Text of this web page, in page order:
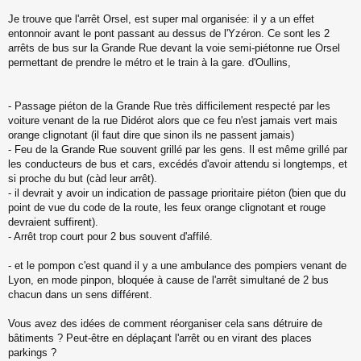
s
g
e
n
l
Je trouve que l'arrêt Orsel, est super mal organisée: il y a un effet
entonnoir avant le pont passant au dessus de l'Yzéron. Ce sont les 2
arrêts de bus sur la Grande Rue devant la voie semi-piétonne rue Orsel
permettant de prendre le métro et le train à la gare. d'Oullins,
- Passage piéton de la Grande Rue très difficilement respecté par les
voiture venant de la rue Didérot alors que ce feu n'est jamais vert mais
orange clignotant (il faut dire que sinon ils ne passent jamais)
- Feu de la Grande Rue souvent grillé par les gens. Il est même grillé par
les conducteurs de bus et cars, excédés d'avoir attendu si longtemps, et
si proche du but (càd leur arrêt).
- il devrait y avoir un indication de passage prioritaire piéton (bien que du
point de vue du code de la route, les feux orange clignotant et rouge
devraient suffirent).
- Arrêt trop court pour 2 bus souvent d'affilé.
- et le pompon c'est quand il y a une ambulance des pompiers venant de
Lyon, en mode pinpon, bloquée à cause de l'arrêt simultané de 2 bus
chacun dans un sens différent.
Vous avez des idées de comment réorganiser cela sans détruire de
bâtiments ? Peut-être en déplaçant l'arrêt ou en virant des places
parkings ?